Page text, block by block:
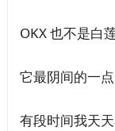
OKX 也不是白莲
它最阴间的一
有段时间我天